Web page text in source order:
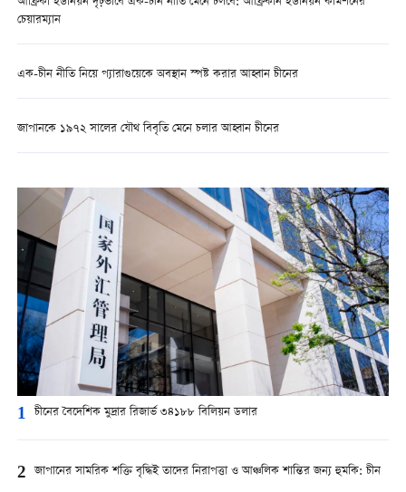
চেয়ারম্যান
এক-চীন নীতি নিয়ে প্যারাগুয়েকে অবস্থান স্পষ্ট করার আহ্বান চীনের
জাপানকে ১৯৭২ সালের যৌথ বিবৃতি মেনে চলার আহ্বান চীনের
1 চীনের বৈদেশিক মুদ্রার রিজার্ভ ৩৪১৮৮ বিলিয়ন ডলার
2 জাপানের সামরিক শক্তি বৃদ্ধিই তাদের নিরাপত্তা ও আঞ্চলিক শান্তির জন্য হুমকি: চীন